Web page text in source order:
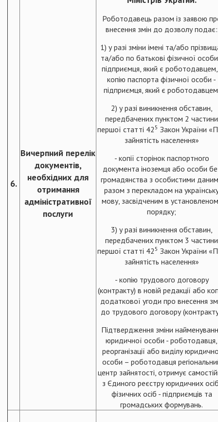
6.
Вичерпний перелік
документів,
необхідних для
отримання
адміністративної
послуги
Роботодавець разом із заявою
внесення змін до дозволу подає:
1) у разі зміни імені та/або
та/або по батькові фізичної
підприємця, який є
копію паспорта фізичної особи -
підприємця, який є
2) у разі виникнення обставин,
передбачених пунктом 2 частини
першої статті 425 Закон України
зайнятість населення»
- копії сторінок паспортного
документа іноземця або особи
громадянства з особистими
разом з перекладом на
мову, засвідченим в
порядку;
3) у разі виникнення обставин,
передбачених пунктом 3 частини
першої статті 425 Закон України
зайнятість населення»
- копію трудового договору
(контракту) в новій редакції або
додаткової угоди про внесення
до трудового договору
Підтвердження зміни
юридичної особи - роботодавця,
реорганізації або виділу
особи – роботодавця
центр зайнятості, отримує
з Єдиного реєстру юридичних
фізичних осіб - підприємців та
громадських формувань.